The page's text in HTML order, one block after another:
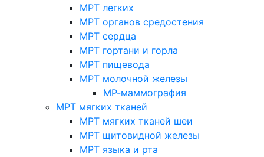
МРТ легких
МРТ органов средостения
МРТ сердца
МРТ гортани и горла
МРТ пищевода
МРТ молочной железы
МР-маммография
МРТ мягких тканей
МРТ мягких тканей шеи
МРТ щитовидной железы
МРТ языка и рта